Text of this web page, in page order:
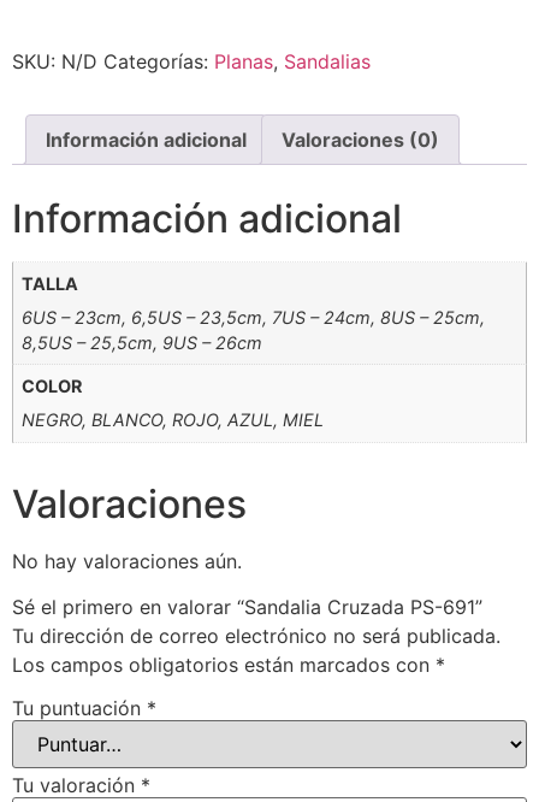
SKU: N/D Categorías: Planas, Sandalias
Información adicional Valoraciones (0)
Información adicional
TALLA
6US – 23cm, 6,5US – 23,5cm, 7US – 24cm, 8US – 25cm,
8,5US – 25,5cm, 9US – 26cm
COLOR
NEGRO, BLANCO, ROJO, AZUL, MIEL
Valoraciones
No hay valoraciones aún.
Sé el primero en valorar “Sandalia Cruzada PS-691”
Tu dirección de correo electrónico no será publicada.
Los campos obligatorios están marcados con *
Tu puntuación *
Tu valoración *